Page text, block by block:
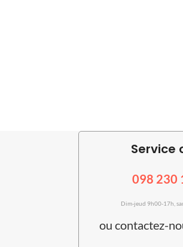
Service
098 230
Dim-jeud 9h00-17h,
ou contactez-